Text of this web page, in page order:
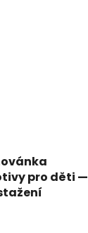
pro děti —